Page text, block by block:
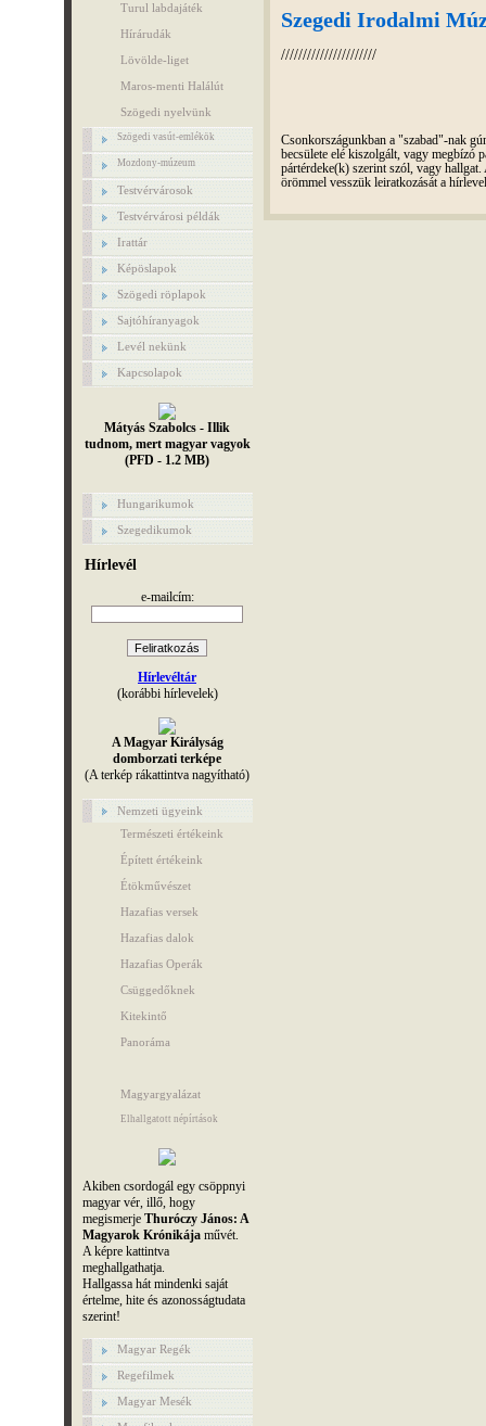
Turul labdajáték
Hírárudák
Lövölde-liget
Maros-menti Halálút
Szögedi nyelvünk
Szögedi vasút-emlékök
Mozdony-múzeum
Testvérvárosok
Testvérvárosi példák
Irattár
Képöslapok
Szögedi röplapok
Sajtóhíranyagok
Levél nekünk
Kapcsolapok
Mátyás Szabolcs - Illik
tudnom, mert magyar vagyok
(PFD - 1.2 MB)
Hungarikumok
Szegedikumok
Hírlevél
e-mailcím:
Hírlevéltár
(korábbi hírlevelek)
A Magyar Királyság
domborzati terképe
(A terkép rákattintva nagyítható)
Nemzeti ügyeink
Természeti értékeink
Épített értékeink
Étökművészet
Hazafias versek
Hazafias dalok
Hazafias Operák
Csüggedőknek
Kitekintő
Panoráma
Magyargyalázat
Elhallgatott népírtások
Akiben csordogál egy csöppnyi
magyar vér, illő, hogy
megismerje Thuróczy János: A
Magyarok Krónikájaművét.
A képre kattintva
meghallgathatja.
Hallgassa hát mindenki saját
értelme, hite és azonosságtudata
szerint!
Magyar Regék
Regefilmek
Magyar Mesék
Szegedi Irodalmi
//////////////////////
Csonkországunkban a "szabad"-nak
becsülete elé kiszolgált, vagy megbízó
pártérdeke(k) szerint szól, vagy
örömmel vesszük leiratkozását a